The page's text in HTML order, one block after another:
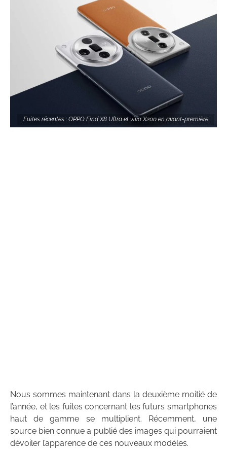
Fuites récentes : OPPO Find X8 Ultra et vivo X200 en avant-première
Nous sommes maintenant dans la deuxième moitié de
l’année, et les fuites concernant les futurs smartphones
haut de gamme se multiplient. Récemment, une
source bien connue a publié des images qui pourraient
dévoiler l’apparence de ces nouveaux modèles.